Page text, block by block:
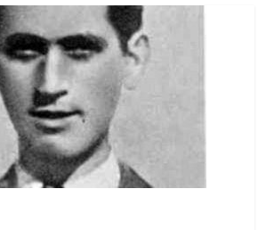
Çlirimtari Mentor Mushkolaj nderohet
me mirenjohje nga Xhevdet Qeriqi Dega
e invalidëve në Fushë Kosovë
August 4, 2026 Comments Off
Sulm , pse të dua ty
August 8, 2026 Comments Off